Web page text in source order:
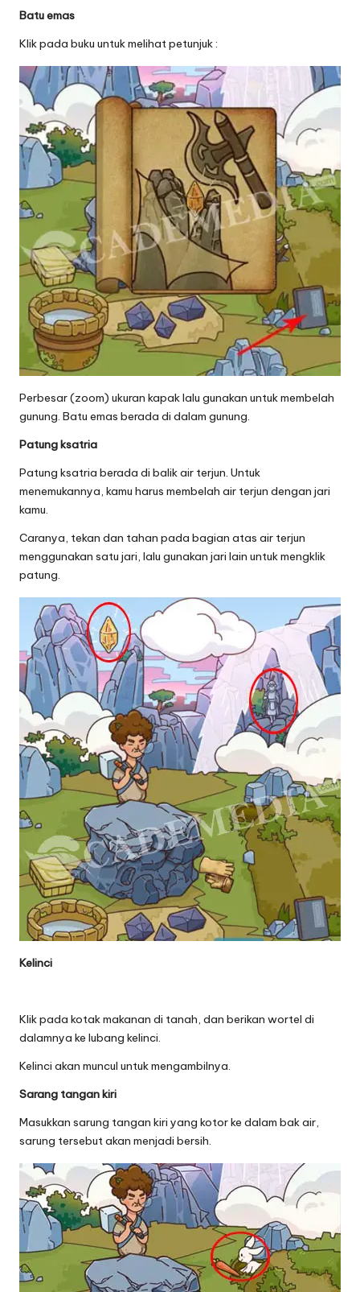
Batu emas
Klik pada buku untuk melihat petunjuk :
Perbesar (zoom) ukuran kapak lalu gunakan untuk membelah
gunung. Batu emas berada di dalam gunung.
Patung ksatria
Patung ksatria berada di balik air terjun. Untuk
menemukannya, kamu harus membelah air terjun dengan jari
kamu.
Caranya, tekan dan tahan pada bagian atas air terjun
menggunakan satu jari, lalu gunakan jari lain untuk mengklik
patung.
Kelinci
Klik pada kotak makanan di tanah, dan berikan wortel di
dalamnya ke lubang kelinci.
Kelinci akan muncul untuk mengambilnya.
Sarang tangan kiri
Masukkan sarung tangan kiri yang kotor ke dalam bak air,
sarung tersebut akan menjadi bersih.